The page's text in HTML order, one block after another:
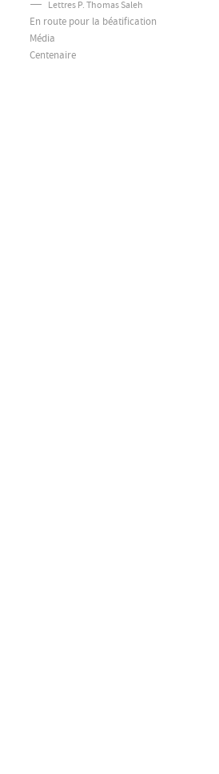
Lettres P. Thomas Saleh
En route pour la béatification
Média
Centenaire